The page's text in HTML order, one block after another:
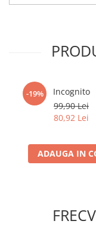
Sailor Moon
Stranger Things
Collectibles
KPop Demon Hunters
Accesorii Clasice
Comic Books (Benzi
-19%
Incognito
99,90 Lei
80,92 Lei
ADAUGA IN